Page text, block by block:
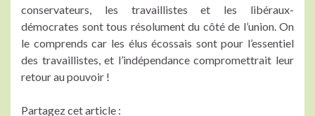
conservateurs, les travaillistes et les libéraux-
démocrates sont tous résolument du côté de l’union. On
le comprends car les élus écossais sont pour l’essentiel
des travaillistes, et l’indépendance compromettrait leur
retour au pouvoir !
Partagez cet article :